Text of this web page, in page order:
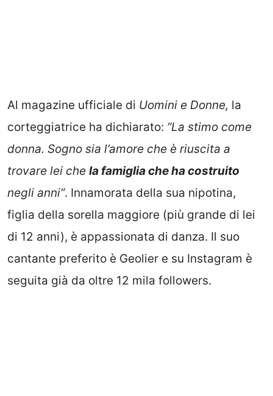
Al magazine ufficiale di Uomini e Donne, la
corteggiatrice ha dichiarato: “La stimo come
donna. Sogno sia l’amore che è riuscita a
trovare lei che la famiglia che ha costruito
negli anni”. Innamorata della sua nipotina,
figlia della sorella maggiore (più grande di lei
di 12 anni), è appassionata di danza. Il suo
cantante preferito è Geolier e su Instagram è
seguita già da oltre 12 mila followers.